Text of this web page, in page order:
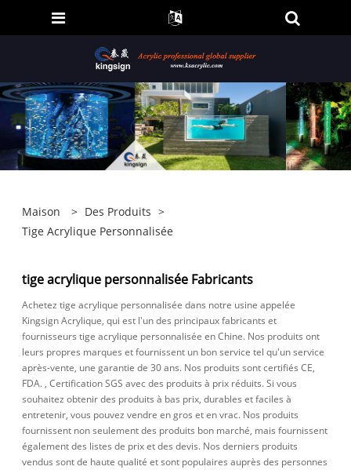
Maison > Des Produits >
Tige Acrylique Personnalisée
tige acrylique personnalisée Fabricants
Achetez tige acrylique personnalisée dans notre usine appelée
Kingsign Acrylique, qui est l'un des principaux fabricants et
fournisseurs tige acrylique personnalisée en Chine. Nos produits ont
leurs propres marques et fournissent un bon service tel qu'un service
après-vente, une garantie de 30 ans. Nos produits sont certifiés CE,
FDA. , Certification SGS avec des produits à prix réduits. Si vous
souhaitez obtenir des produits à bas prix, durables et faciles à
entretenir, vous pouvez vendre en gros et en vrac. Nos produits
fournissent non seulement des produits bon marché, mais fournissent
également des listes de prix et des devis. Nos derniers produits
vendus sont de haute qualité et sont populaires auprès des personnes